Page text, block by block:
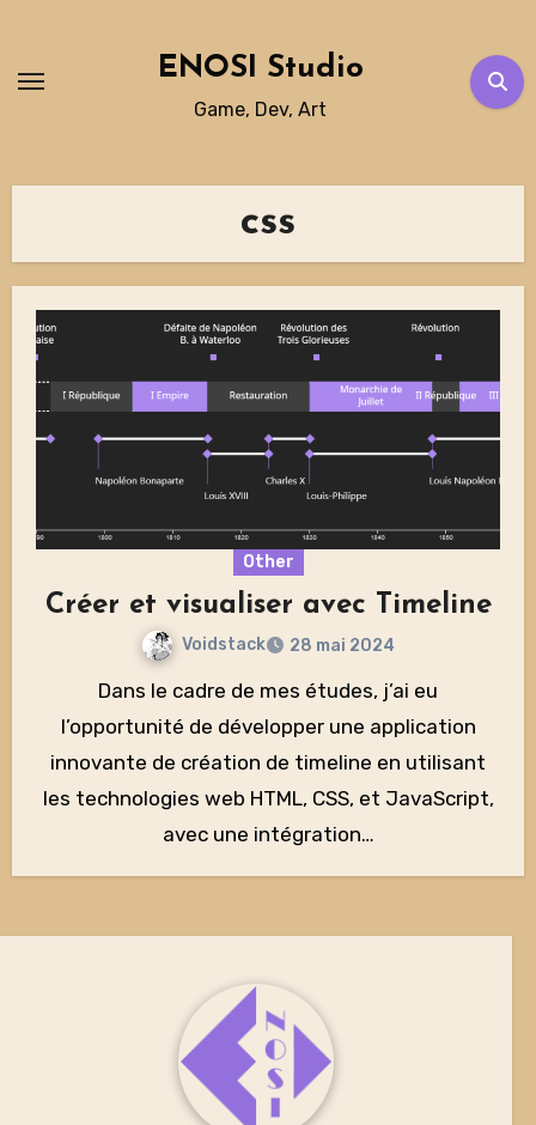
content
ENOSI Studio
Game, Dev, Art
css
Other
Créer et visualiser avec Timeline
Voidstack 28 mai 2024
Dans le cadre de mes études, j’ai eu
l’opportunité de développer une application
innovante de création de timeline en utilisant
les technologies web HTML, CSS, et JavaScript,
avec une intégration…